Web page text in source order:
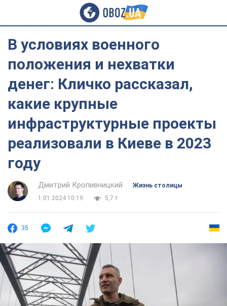
В условиях военного
положения и нехватки
денег: Кличко рассказал,
какие крупные
инфраструктурные проекты
реализовали в Киеве в 2023
году
Дмитрий Кропивницкий
Жизнь столицы
1.01.2024 10:19
5,7 т.
35